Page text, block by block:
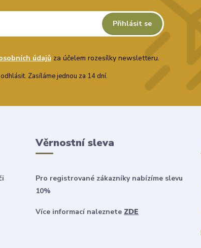
Přihlásit se
údajůza účelem rozesílky newsletteru.
Zasíláme jednou za 14 dní.
Věrnostní sleva
Pro registrované zákazníky nabízíme slevu
10%
Více informací naleznete ZDE